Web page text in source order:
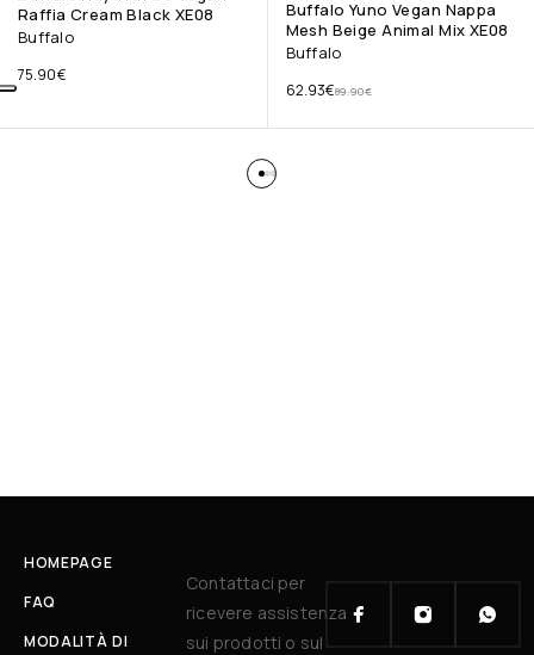
Raffia Cream Black XE08
Buffalo
75.90€
Buffalo Yuno Vegan Nappa
Mesh Beige Animal Mix XE08
Buffalo
89.90€
62.93€
HOMEPAGE
FAQ
MODALITÀ DI
Contattaci per
ricevere assistenza
sui prodotti o sul